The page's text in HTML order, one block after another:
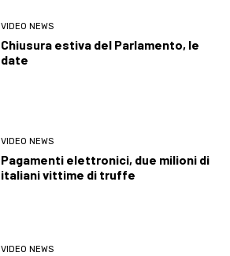
VIDEO NEWS
Chiusura estiva del Parlamento, le
date
VIDEO NEWS
Pagamenti elettronici, due milioni di
italiani vittime di truffe
VIDEO NEWS